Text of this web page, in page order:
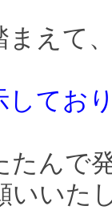
えて
してお
たんで
いいた